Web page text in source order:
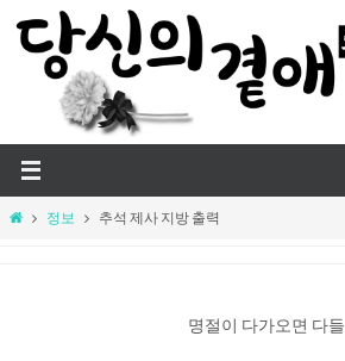
content
Home정보 추석 제사 지방 출력
명절이 다가오면 다들